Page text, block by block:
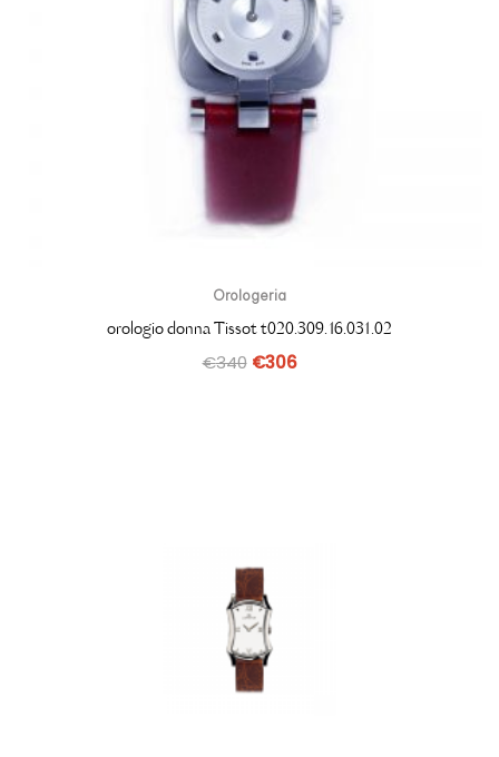
Orologeria
orologio donna Tissot t020.309.16.031.02
€340 €306